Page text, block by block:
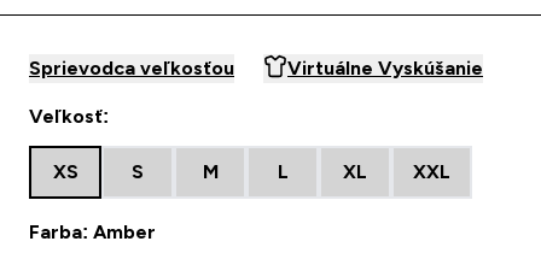
Sprievodca veľkosťou Virtuálne Vyskúšanie
Veľkosť:
XS S M L XL XXL
Farba: Amber